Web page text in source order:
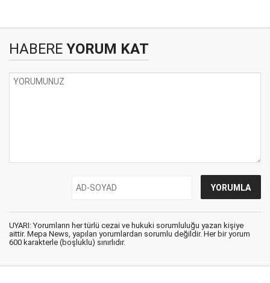
HABERE YORUM KAT
UYARI: Yorumların her türlü cezai ve hukuki sorumluluğu yazan kişiye
aittir. Mepa News, yapılan yorumlardan sorumlu değildir. Her bir yorum
600 karakterle (boşluklu) sınırlıdır.